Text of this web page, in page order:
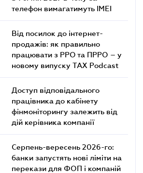
телефон вимагатимуть IMEI
Від посилок до інтернет-
продажів: як правильно
працювати з РРО та ПРРО – у
новому випуску TAX Podcast
Доступ відповідального
працівника до кабінету
фінмоніторингу залежить від
дій керівника компанії
Серпень-вересень 2026-го:
банки запустять нові ліміти на
перекази для ФОП і компаній